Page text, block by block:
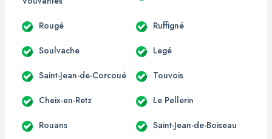
Rougé Ruffigné
Soulvache Legé
Saint-Jean-de-Corcoué Touvois
Cheix-en-Retz Le Pellerin
Rouans Saint-Jean-de-Boiseau